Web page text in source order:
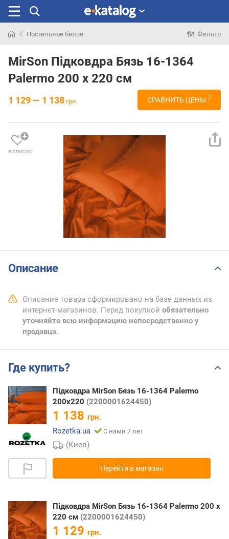
раньше
Постельное белье Фильтр
MirSon Підковдра Бязь 16-1364
Palermo 200 x 220 см
1 129 — 1 138 грн. СРАВНИТЬ ЦЕНЫ 2
в список
Описание
Описание товара сформировано на базе данных из
интернет-магазинов. Перед покупкой обязательно
уточняйте всю информацию непосредственно у
продавца.
Где купить?
Підковдра MirSon Бязь 16-1364 Palermo
200х220 (2200001624450)
1 138 грн.
Rozetka.ua
С нами 7 лет
(Киев)
Перейти в магазин
Підковдра MirSon Бязь 16-1364 Palermo 200 x
220 см (2200001624450)
1 129 грн.